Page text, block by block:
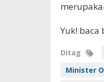
Yuk!
Ditag
Minister